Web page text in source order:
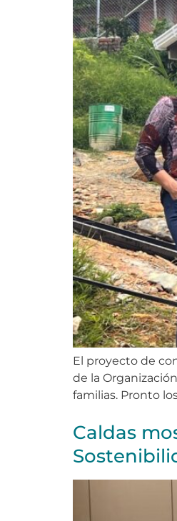
El proyecto de
de la
familias. Pronto
Caldas